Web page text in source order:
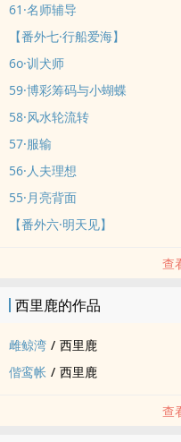
充。3、受众群体较小，题材比
长。作者其她完结文章：《偕鸾
61·名师辅导
【番外七·行船爱海】
6o·训犬师
59·博彩筹码与小蝴蝶
58·风水轮流转
57·服输
56·人夫理想
55·月亮背面
【番外六·明天见】
查
西里鹿的作品
雌鲸湾 / 西里鹿
偕鸾帐 / 西里鹿
查